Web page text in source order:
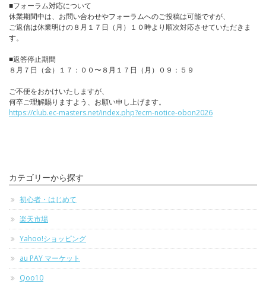
■フォーラム対応について
休業期間中は、お問い合わせやフォーラムへのご投稿は可能ですが、
ご返信は休業明けの８月１７日（月）１０時より順次対応させていただきま
す。
■返答停止期間
８月７日（金）１７：００〜８月１７日（月）０９：５９
ご不便をおかけいたしますが、
何卒ご理解賜りますよう、お願い申し上げます。
https://club.ec-masters.net/index.php?ecm-notice-obon2026
カテゴリーから探す
初心者・はじめて
楽天市場
Yahoo!ショッピング
au PAY マーケット
Qoo10